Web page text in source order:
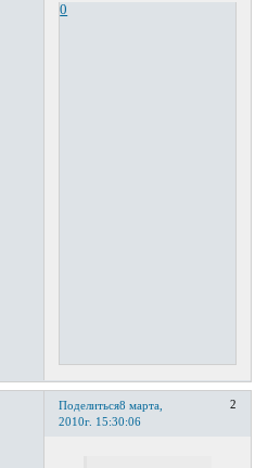
0
Поделиться 2
8 марта,
2010г. 15:30:06